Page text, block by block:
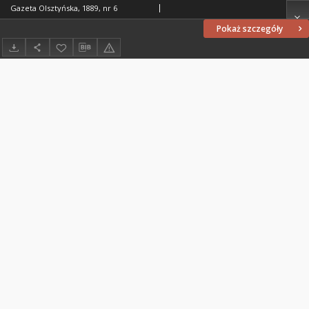
Pokaż szczegóły
Gazeta Olsztyńska, 1889, nr 6